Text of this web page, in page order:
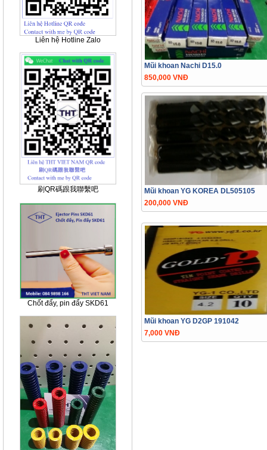
Liên hệ Hotline Zalo
刷QR碼跟我聯繫吧
Chốt đẩy, pin đẩy SKD61
Mũi khoan Nachi D15.0
850,000 VNĐ
Mũi khoan YG KOREA DL505105
200,000 VNĐ
Mũi khoan YG D2GP 191042
7,000 VNĐ